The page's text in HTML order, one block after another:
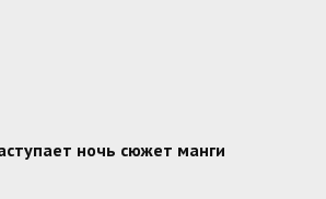
ночь сюжет манги